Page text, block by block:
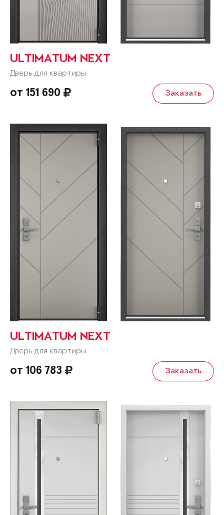
ULTIMATUM NEXT
Дверь для квартиры
от 151 690 Заказать
ULTIMATUM NEXT
Дверь для квартиры
от 106 783 Заказать